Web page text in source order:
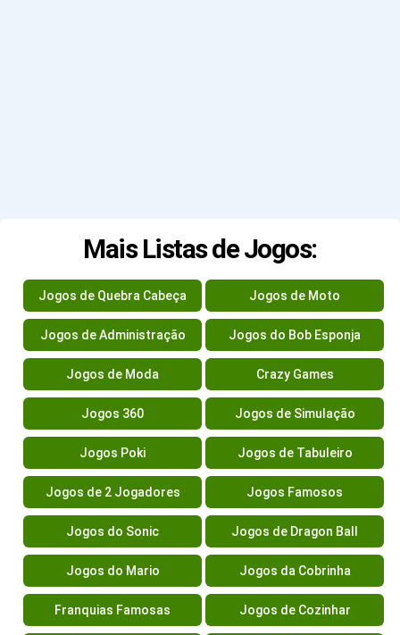
Mais Listas de Jogos:
Jogos de Quebra Cabeça Jogos de Moto
Jogos de Administração Jogos do Bob Esponja
Jogos de Moda Crazy Games
Jogos 360 Jogos de Simulação
Jogos Poki Jogos de Tabuleiro
Jogos de 2 Jogadores Jogos Famosos
Jogos do Sonic Jogos de Dragon Ball
Jogos do Mario Jogos da Cobrinha
Franquias Famosas Jogos de Cozinhar